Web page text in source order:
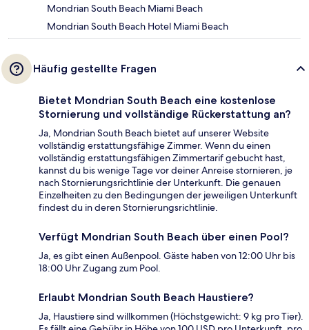
Mondrian South Beach Miami Beach
Mondrian South Beach Hotel Miami Beach
Häufig gestellte Fragen
Bietet Mondrian South Beach eine kostenlose
Stornierung und vollständige Rückerstattung an?
Ja, Mondrian South Beach bietet auf unserer Website
vollständig erstattungsfähige Zimmer. Wenn du einen
vollständig erstattungsfähigen Zimmertarif gebucht hast,
kannst du bis wenige Tage vor deiner Anreise stornieren, je
nach Stornierungsrichtlinie der Unterkunft. Die genauen
Einzelheiten zu den Bedingungen der jeweiligen Unterkunft
findest du in deren Stornierungsrichtlinie.
Verfügt Mondrian South Beach über einen Pool?
Ja, es gibt einen Außenpool. Gäste haben von 12:00 Uhr bis
18:00 Uhr Zugang zum Pool.
Erlaubt Mondrian South Beach Haustiere?
Ja, Haustiere sind willkommen (Höchstgewicht: 9 kg pro Tier).